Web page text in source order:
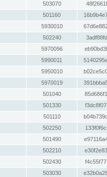
503070
501160
5930010
502240
5970096
5990011
5950010
5970019
501040
501330
501110
502250
501490
502210
502430
503030